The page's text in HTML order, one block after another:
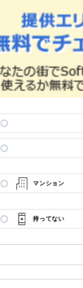
マンション
持ってない